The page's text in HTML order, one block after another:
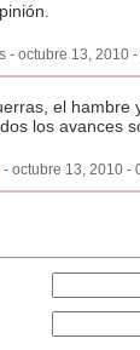
- octubre 13, 2010
el hambre
los avances
- octubre 13, 2010 -